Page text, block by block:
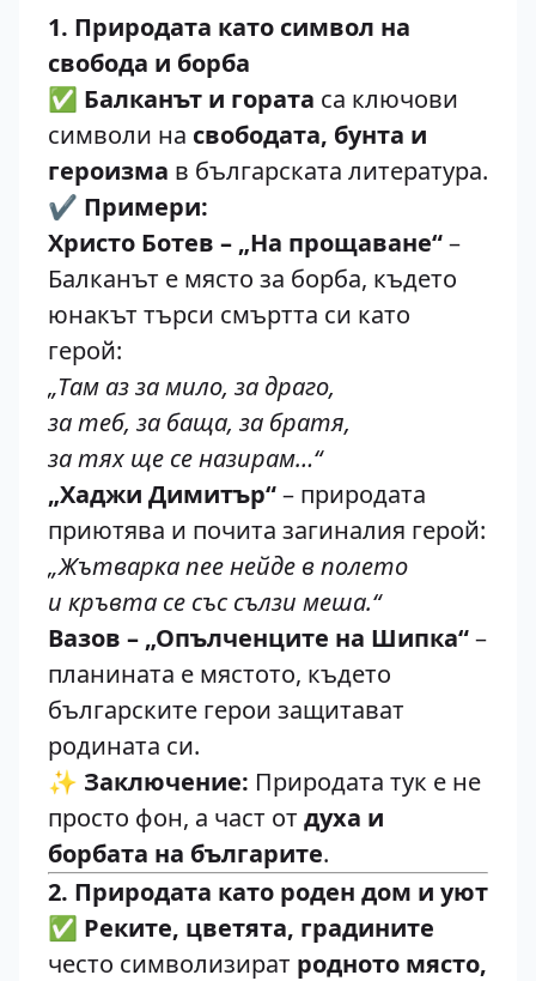
1. Природата като символ на
свобода и борба
✅ Балканът и гората са ключови
символи на свободата, бунта и
героизма в българската литература.
✔️ Примери:
Христо Ботев – „На прощаване“–
Балканът е място за борба, където
юнакът търси смъртта си като
герой:
„Там аз за мило, за драго,
за теб, за баща, за братя,
за тях ще се назирам…“
„Хаджи Димитър“– природата
приютява и почита загиналия герой:
„Жътварка пее нейде в полето
и кръвта се със сълзи меша.“
Вазов – „Опълченците на Шипка“–
планината е мястото, където
българските герои защитават
родината си.
✨ Заключение: Природата тук е не
просто фон, а част от духа и
борбата на българите.
2. Природата като роден дом и уют
✅ Реките, цветята, градините
често символизират родното място,